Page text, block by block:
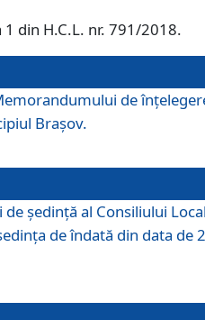
din H.C.L. nr. 791/2018.
de
Brașov.
şedinţă al Consiliului
de îndată din data de